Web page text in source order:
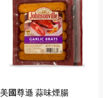
美國尊遜 蒜味煙腸